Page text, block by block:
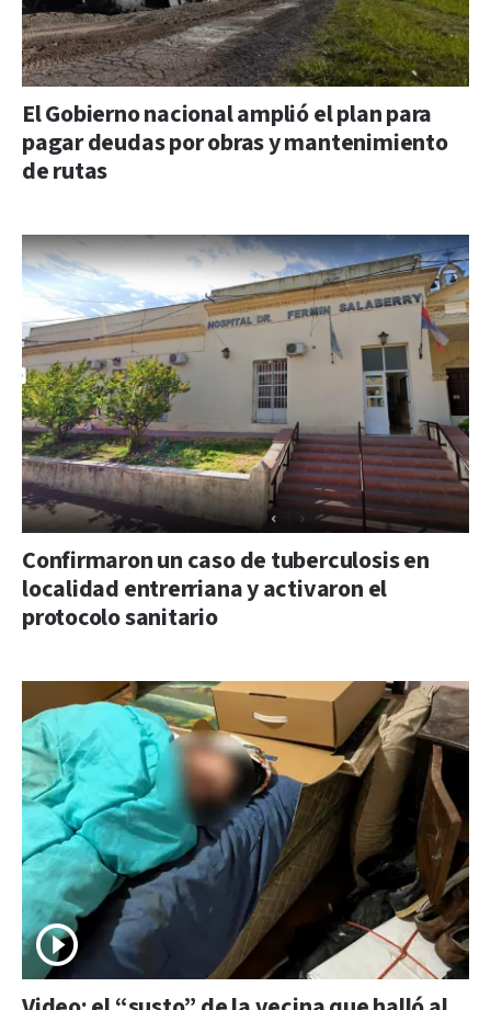
El Gobierno nacional amplió el plan para
pagar deudas por obras y mantenimiento
de rutas
Confirmaron un caso de tuberculosis en
localidad entrerriana y activaron el
protocolo sanitario